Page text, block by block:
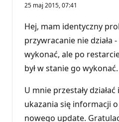
25 maj 2015, 07:41
Hej, mam identyczny
przywracanie nie działa
wykonać, ale po
był w stanie go wykonać.
U mnie przestały
ukazania się informacji
nowego update.